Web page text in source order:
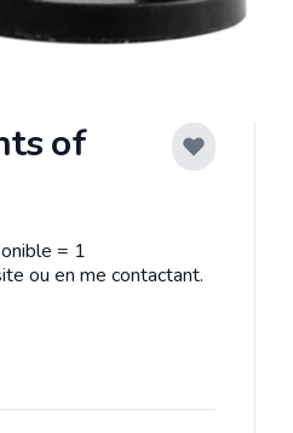
of
= 1
ou en me contactant.